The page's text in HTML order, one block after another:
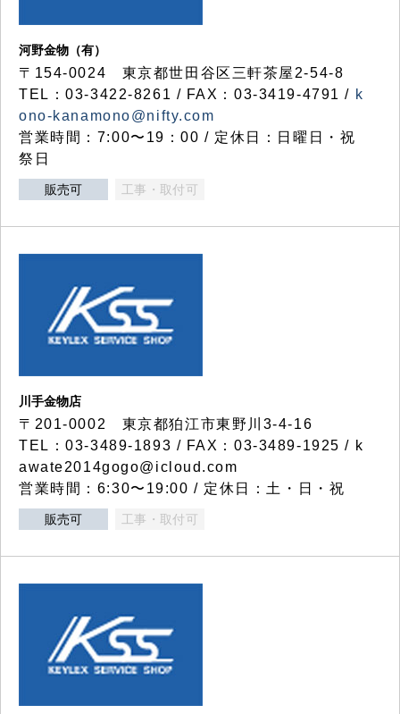
河野金物（有）
〒154-0024 東京都世田谷区三軒茶屋2-54-8
TEL：03-3422-8261 / FAX：03-3419-4791 / k
ono-kanamono@nifty.com
営業時間：7:00〜19：00 / 定休日：日曜日・祝
祭日
販売可 工事・取付可
川手金物店
〒201-0002 東京都狛江市東野川3-4-16
TEL：03-3489-1893 / FAX：03-3489-1925 / k
awate2014gogo@icloud.com
営業時間：6:30〜19:00 / 定休日：土・日・祝
販売可 工事・取付可